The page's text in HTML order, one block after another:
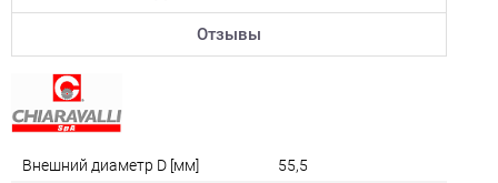
Отзывы
Внешний диаметр D [мм]
55,5